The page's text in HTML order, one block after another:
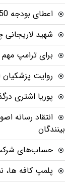
اعطای بودجه 150 میلیاردی به مجید واشقانی خبرساز شد
شهید لاریجانی
برای ترامپ
روایت پزشکیان
پوریا اشتری
انتقاد رسانه
بینندگان
حساب‌های
پلمپ کافه